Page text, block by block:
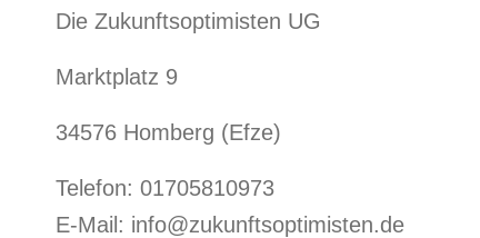
Die Zukunftsoptimisten UG
Marktplatz 9
34576 Homberg (Efze)
Telefon: 01705810973
E-Mail: info@zukunftsoptimisten.de